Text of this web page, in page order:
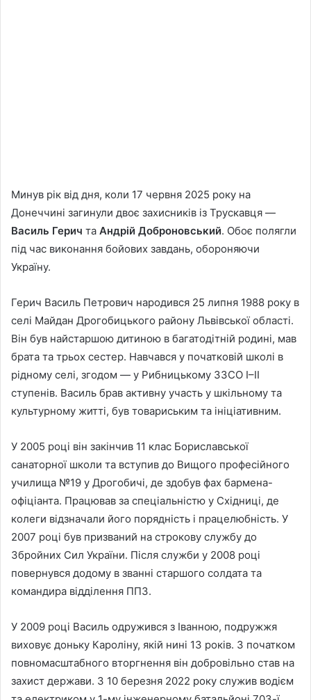
Минув рік від дня, коли 17 червня 2025 року на
Донеччині загинули двоє захисників із Трускавця —
Василь Герич та Андрій Доброновський. Обоє полягли
під час виконання бойових завдань, обороняючи
Україну.
Герич Василь Петрович народився 25 липня 1988 року в
селі Майдан Дрогобицького району Львівської області.
Він був найстаршою дитиною в багатодітній родині, мав
брата та трьох сестер. Навчався у початковій школі в
рідному селі, згодом — у Рибницькому ЗЗСО I–II
ступенів. Василь брав активну участь у шкільному та
культурному житті, був товариським та ініціативним.
У 2005 році він закінчив 11 клас Бориславської
санаторної школи та вступив до Вищого професійного
училища №19 у Дрогобичі, де здобув фах бармена-
офіціанта. Працював за спеціальністю у Східниці, де
колеги відзначали його порядність і працелюбність. У
2007 році був призваний на строкову службу до
Збройних Сил України. Після служби у 2008 році
повернувся додому в званні старшого солдата та
командира відділення ППЗ.
У 2009 році Василь одружився з Іванною, подружжя
виховує доньку Кароліну, якій нині 13 років. З початком
повномасштабного вторгнення він добровільно став на
захист держави. З 10 березня 2022 року служив водієм